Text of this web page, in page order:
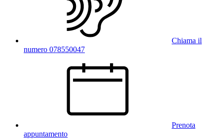
Chiama il
numero 078550047
Prenota
appuntamento